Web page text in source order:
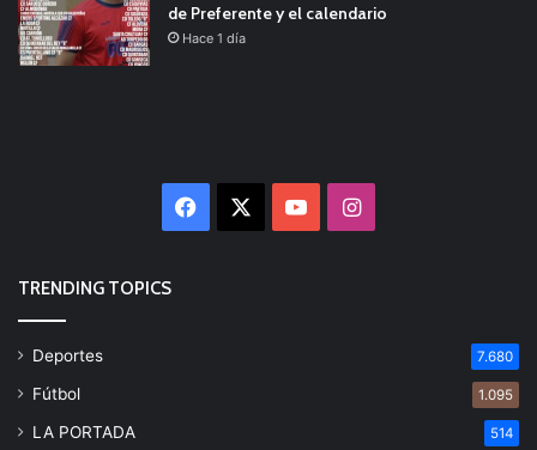
de Preferente y el calendario
Hace 1 día
Facebook YouTubeInstagram
TRENDING TOPICS
Deportes 7.680
Fútbol 1.095
LA PORTADA 514